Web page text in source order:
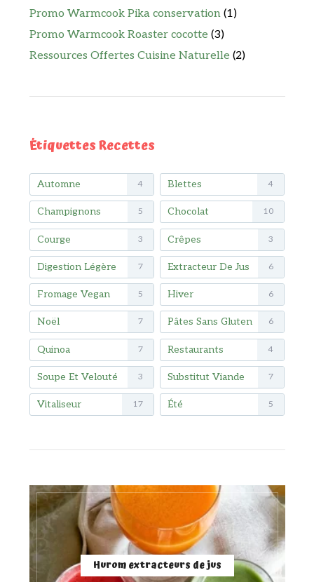
Promo Warmcook Pika conservation (1)
Promo Warmcook Roaster cocotte (3)
Ressources Offertes Cuisine Naturelle (2)
Étiquettes Recettes
Automne 4 Blettes 4
Champignons 5 Chocolat 10
Courge 3 Crêpes 3
Digestion Légère 7 Extracteur De Jus 6
Fromage Vegan 5 Hiver 6
Noël 7 Pâtes Sans Gluten 6
Quinoa 7 Restaurants 4
Soupe Et Velouté 3 Substitut Viande 7
Vitaliseur 17 Été 5
Hurom extracteurs de jus